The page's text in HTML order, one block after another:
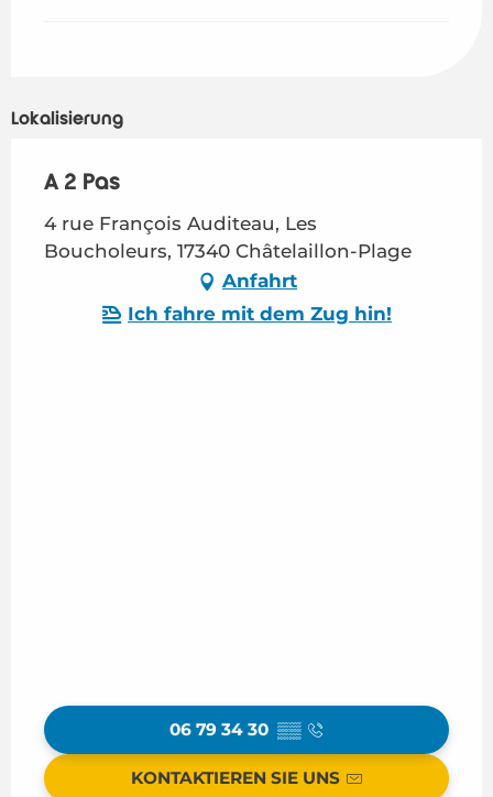
Lokalisierung
A 2 Pas
4 rue François Auditeau, Les
Boucholeurs, 17340 Châtelaillon-Plage
Anfahrt
Ich fahre mit dem Zug hin!
06 79 34 30 ▒▒
KONTAKTIEREN SIE UNS